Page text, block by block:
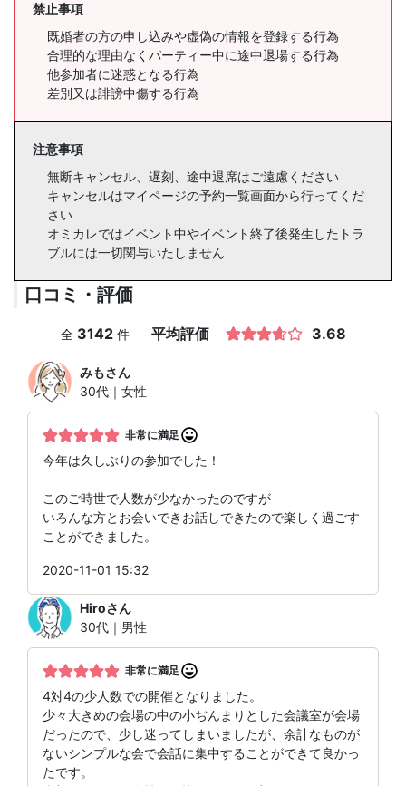
禁止事項
既婚者の方の申し込みや虚偽の情報を登録する行為
合理的な理由なくパーティー中に途中退場する行為
他参加者に迷惑となる行為
差別又は誹謗中傷する行為
注意事項
無断キャンセル、遅刻、途中退席はご遠慮ください
キャンセルはマイページの予約一覧画面から行ってくだ
さい
オミカレではイベント中やイベント終了後発生したトラ
ブルには一切関与いたしません
口コミ・評価
全 3142 件 平均評価 3.68
みもさん
30代｜女性
非常に満足
今年は久しぶりの参加でした！
このご時世で人数が少なかったのですが
いろんな方とお会いできお話しできたので楽しく過ごす
ことができました。
2020-11-01 15:32
Hiroさん
30代｜男性
非常に満足
4対4の少人数での開催となりました。
少々大きめの会場の中の小ぢんまりとした会議室が会場
だったので、少し迷ってしまいましたが、余計なものが
ないシンプルな会で会話に集中することができて良かっ
たです。